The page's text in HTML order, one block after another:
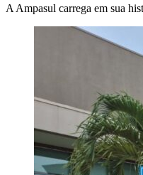
A Ampasul carrega em sua